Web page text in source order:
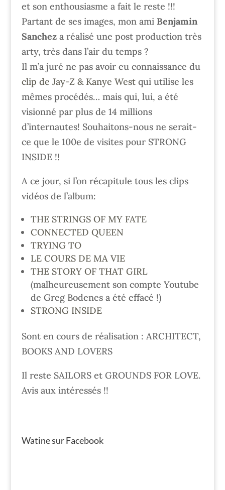
et son enthousiasme a fait le reste !!!
Partant de ses images, mon ami Benjamin
Sancheza réalisé une post production très
arty, très dans l’air du temps ?
Il m’a juré ne pas avoir eu connaissance du
clip de Jay-Z & Kanye Westqui utilise les
mêmes procédés… mais qui, lui, a été
visionné par plus de 14 millions
d’internautes! Souhaitons-nous ne serait-
ce que le 100e de visites pour STRONG
INSIDE !!
A ce jour, si l’on récapitule tous les clips
vidéos de l’album:
THE STRINGS OF MY FATE
CONNECTED QUEEN
TRYING TO
LE COURS DE MA VIE
THE STORY OF THAT GIRL
(malheureusement son compte Youtube
de Greg Bodenes a été effacé !)
STRONG INSIDE
Sont en cours de réalisation : ARCHITECT,
BOOKS AND LOVERS
Il reste SAILORS et GROUNDS FOR LOVE.
Avis aux intéressés !!
Watine sur Facebook